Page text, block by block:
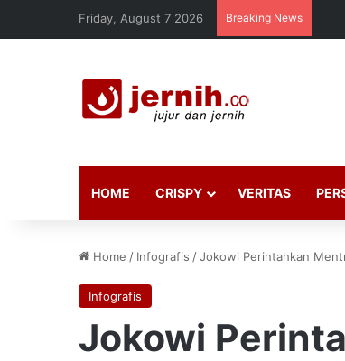
Friday, August 7 2026 Breaking News
HOME CRISPY VERITAS
Home / Infografis /Jokowi Perintahkan
Infografis
Jokowi